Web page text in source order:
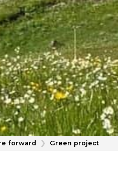
forward ❯ Green project